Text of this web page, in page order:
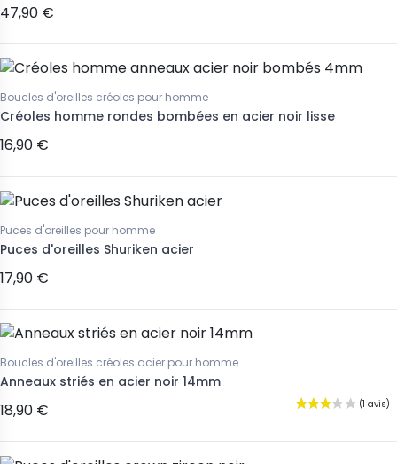
47,90 €
Boucles d'oreilles créoles pour homme
Créoles homme rondes bombées en acier noir lisse
16,90 €
Puces d'oreilles pour homme
Puces d'oreilles Shuriken acier
17,90 €
Boucles d'oreilles créoles acier pour homme
Anneaux striés en acier noir 14mm
18,90 €